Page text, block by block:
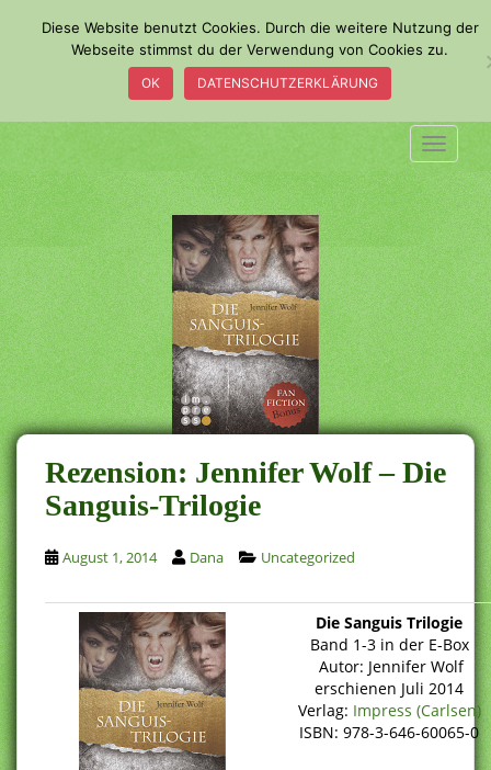
a
i
n
c
o
n
t
e
n
t
Rezension: Jennifer Wolf – Die
Sanguis-Trilogie
August 1, 2014 Dana Uncategorized
Die Sanguis Trilogie
Band 1-3 in der E-Box
Autor: Jennifer Wolf
erschienen Juli 2014
Verlag: Impress (Carlsen)
ISBN: 978-3-646-60065-0
Diese Website benutzt Cookies. Durch die weitere Nutzung der
Webseite stimmst du der Verwendung von Cookies zu.
OK DATENSCHUTZERKLÄRUNG